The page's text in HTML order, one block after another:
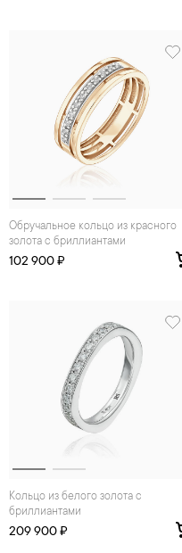
Обручальное кольцо из красного
золота с бриллиантами
102 900 ₽
Кольцо из белого золота с
бриллиантами
209 900 ₽